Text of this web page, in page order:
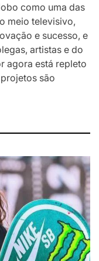
como uma das
meio televisivo,
e sucesso, e
artistas e do
agora está repleto
são